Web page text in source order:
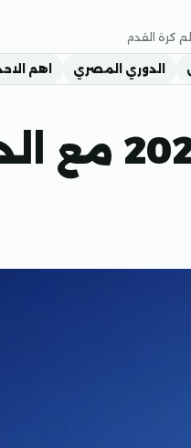
كرة القدم
الدوري المصري اهم
كاس العالم